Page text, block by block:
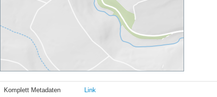
Komplett Metadaten Link